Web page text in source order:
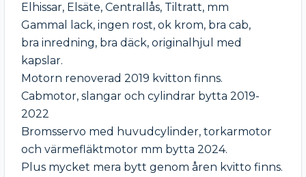
Elhissar, Elsäte, Centrallås, Tiltratt, mm
Gammal lack, ingen rost, ok krom, bra cab,
bra inredning, bra däck, originalhjul med
kapslar.
Motorn renoverad 2019 kvitton finns.
Cabmotor, slangar och cylindrar bytta 2019-
2022
Bromsservo med huvudcylinder, torkarmotor
och värmefläktmotor mm bytta 2024.
Plus mycket mera bytt genom åren kvitto finns.